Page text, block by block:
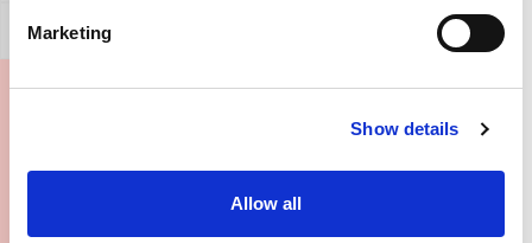
Marketing
Show details
Allow all
Motbevis för detta argument